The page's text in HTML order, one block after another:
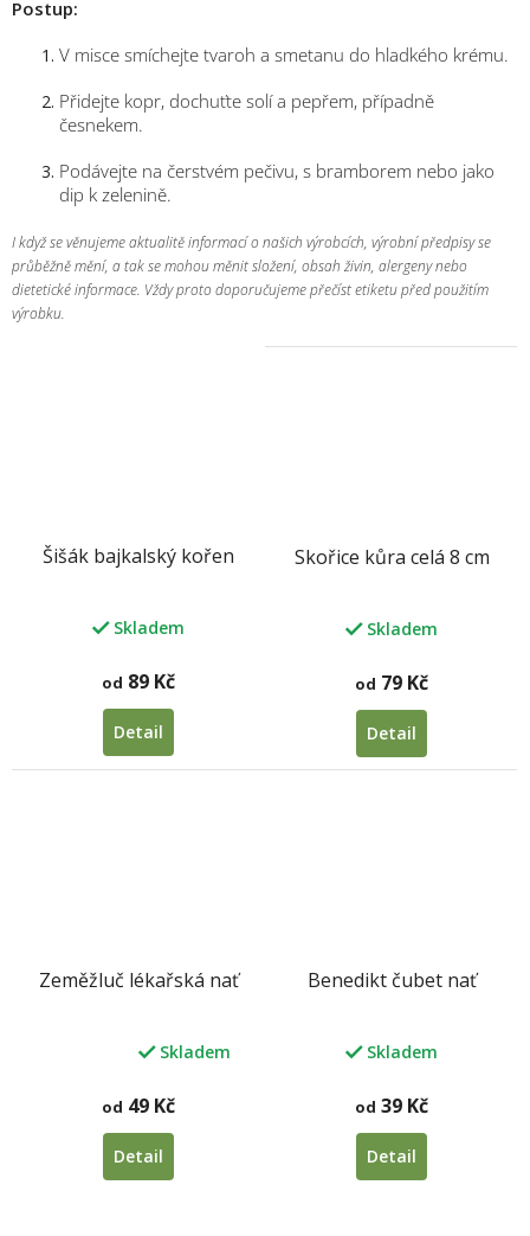
Postup:
V misce smíchejte tvaroh a smetanu do hladkého krému.
Přidejte kopr, dochuťte solí a pepřem, případně
česnekem.
Podávejte na čerstvém pečivu, s bramborem nebo jako
dip k zelenině.
I když se věnujeme aktualitě informací o našich výrobcích, výrobní předpisy se
průběžně mění, a tak se mohou měnit složení, obsah živin, alergeny nebo
dietetické informace. Vždy proto doporučujeme přečíst etiketu před použitím
výrobku.
Šišák bajkalský kořen
Skladem
od 89 Kč
Detail
Skořice kůra celá 8 cm
Skladem
od 79 Kč
Detail
Zeměžluč lékařská nať
Skladem
od 49 Kč
Detail
Benedikt čubet nať
Skladem
od 39 Kč
Detail